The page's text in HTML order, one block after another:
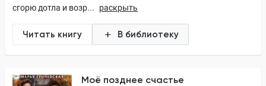
сгорю дотла и возр...
раскрыть
Читать книгу В библиотеку
Моё позднее счастье